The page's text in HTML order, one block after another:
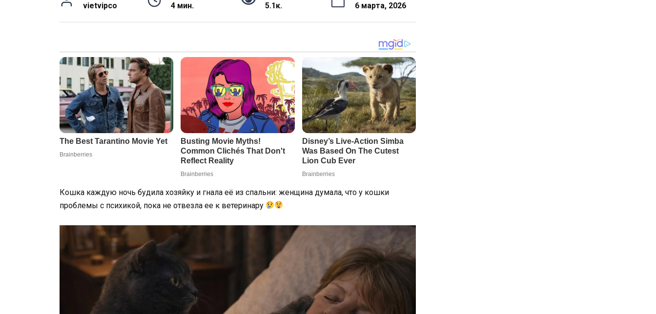
vietvipco 4 мин. 5.1к. 6 марта, 2026
Кошка каждую ночь будила хозяйку и гнала её из спальни: женщина думала, что у кошки
проблемы с психикой, пока не отвезла ее к ветеринару